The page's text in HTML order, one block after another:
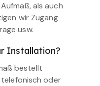
als auch
wir Zugang
usw.
Installation?
bestellt
oder